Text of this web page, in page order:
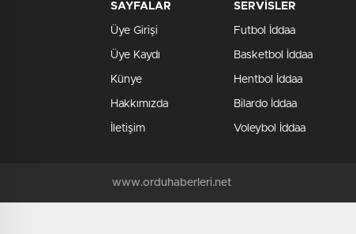
SAYFALAR
Üye Girişi
Üye Kaydı
Künye
Hakkımızda
İletişim
SERVİSLER
Futbol İddaa
Basketbol İddaa
Hentbol İddaa
Bilardo İddaa
Voleybol İddaa
www.orduhaberleri.net